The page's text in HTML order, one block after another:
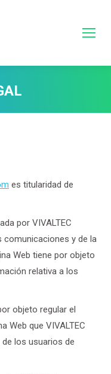
es titularidad de
por VIVALTEC
comunicaciones y de la
Web tiene por objeto
relativa a los
objeto regular el
Web que VIVALTEC
de los usuarios de